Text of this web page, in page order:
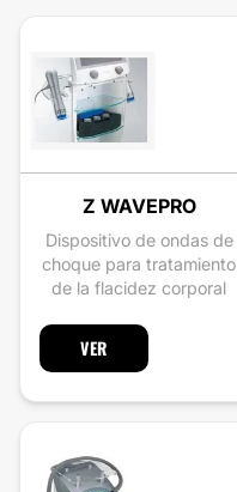
Z WAVEPRO
Dispositivo de ondas de
choque para tratamiento
de la flacidez corporal
VER